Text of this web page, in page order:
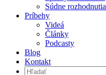
Súdne rozhodnutia
Príbehy
Videá
Články
Podcasty
Blog
Kontakt
Hľadať: